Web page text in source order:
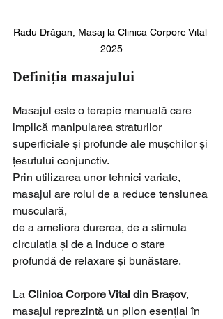
Radu Drăgan, Masaj la Clinica Corpore Vital
2025
Definiția masajului
Masajul este o terapie manuală care
implică manipularea straturilor
superficiale și profunde ale mușchilor și
țesutului conjunctiv.
Prin utilizarea unor tehnici variate,
masajul are rolul de a reduce tensiunea
musculară,
de a ameliora durerea, de a stimula
circulația și de a induce o stare
profundă de relaxare și bunăstare.
La Clinica Corpore Vital din Brașov,
masajul reprezintă un pilon esențial în